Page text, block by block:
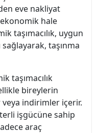
eve nakliyat
hale
taşımacılık, uygun
taşınma
taşımacılık
bireylerin
indirimler içerir.
işgücüne sahip
araç